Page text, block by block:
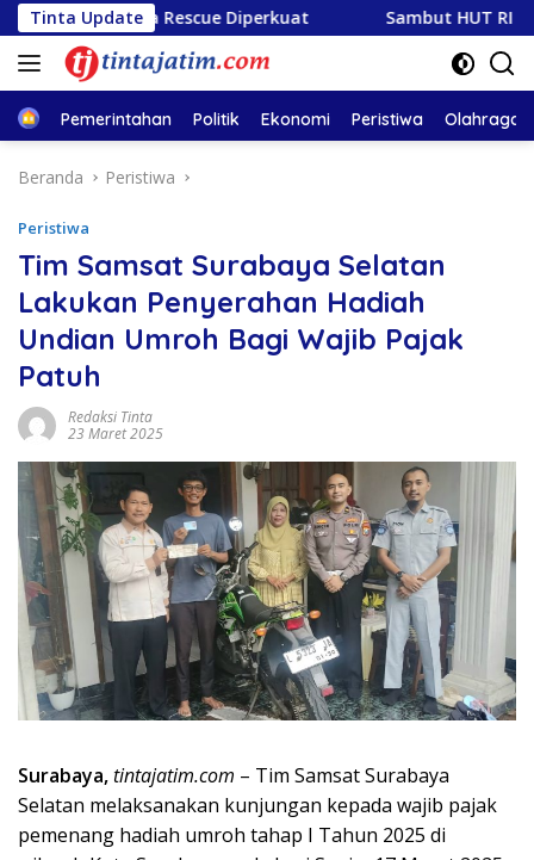
Langsung
ke
konten
Tinta Update
Rescue Diperkuat Sambut HUT RI ke-81, PLN
HomePemerintahan Politik Ekonomi Peristiwa Olahraga
Beranda Peristiwa
Peristiwa
Tim Samsat Surabaya Selatan
Lakukan Penyerahan Hadiah
Undian Umroh Bagi Wajib Pajak
Patuh
Redaksi Tinta
23 Maret 2025
Surabaya,tintajatim.com – Tim Samsat Surabaya
Selatan melaksanakan kunjungan kepada wajib pajak
pemenang hadiah umroh tahap I Tahun 2025 di